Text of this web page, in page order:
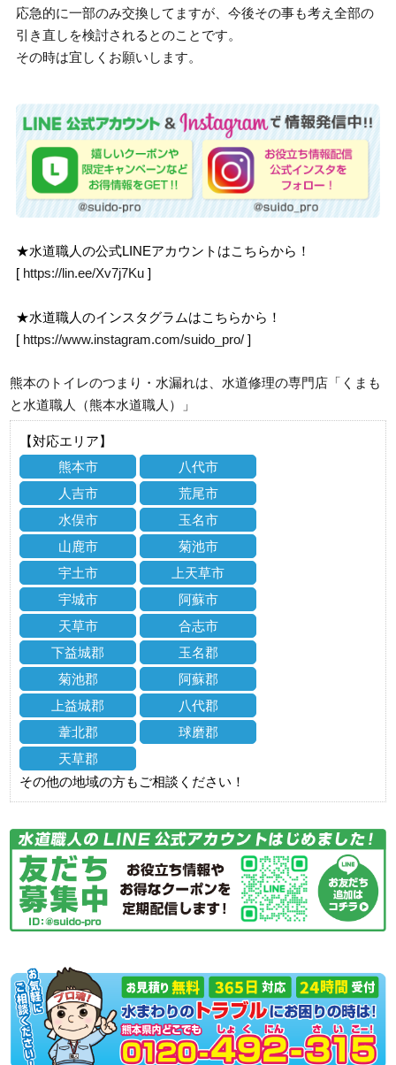
応急的に一部のみ交換してますが、今後その事も考え全部の
引き直しを検討されるとのことです。
その時は宜しくお願いします。
★水道職人の公式LINEアカウントはこちらから！
[ https://lin.ee/Xv7j7Ku ]
★水道職人のインスタグラムはこちらから！
[ https://www.instagram.com/suido_pro/ ]
熊本のトイレのつまり・水漏れは、水道修理の専門店「くまも
と水道職人（熊本水道職人）」
【対応エリア】
熊本市
八代市
人吉市
荒尾市
水俣市
玉名市
山鹿市
菊池市
宇土市
上天草市
宇城市
阿蘇市
天草市
合志市
下益城郡
玉名郡
菊池郡
阿蘇郡
上益城郡
八代郡
葦北郡
球磨郡
天草郡
その他の地域の方もご相談ください！